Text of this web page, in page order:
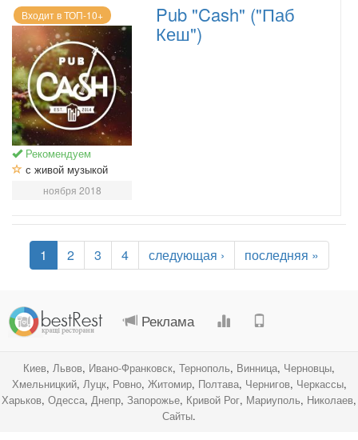
Входит в ТОП-10+
Рекомендуем
с живой музыкой
ноября 2018
Pub "Cash" ("Паб
Кеш")
1 2 3 4 следующая › последняя »
Реклама
Киев, Львов, Ивано-Франковск, Тернополь, Винница, Черновцы,
Хмельницкий, Луцк, Ровно, Житомир, Полтава, Чернигов, Черкассы,
Харьков, Одесса, Днепр, Запорожье, Кривой Рог, Мариуполь, Николаев,
Сайты.